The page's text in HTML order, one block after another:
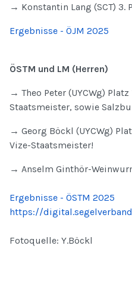
→ Konstantin Lang (SCT) 3.
Ergebnisse - ÖJM 2025
ÖSTM und LM (Herren)
→ Theo Peter (UYCWg)
Staatsmeister, sowie
→ Georg Böckl (UYCWg)
Vize-Staatsmeister!
→ Anselm Ginthör-
Ergebnisse - ÖSTM 2025
https://
Fotoquelle: Y.Böckl